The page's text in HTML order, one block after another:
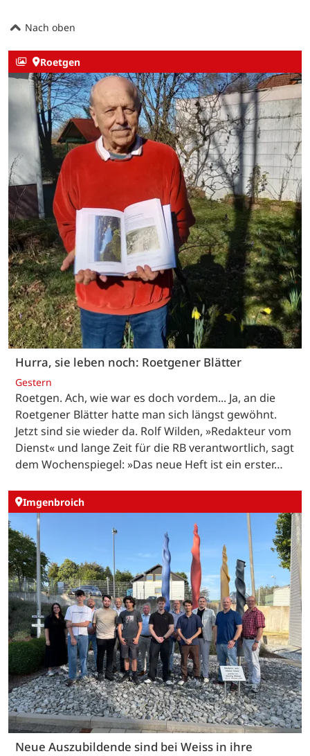
Nach oben
Roetgen
Hurra, sie leben noch: Roetgener Blätter
Gestern
Roetgen. Ach, wie war es doch vordem... Ja, an die
Roetgener Blätter hatte man sich längst gewöhnt.
Jetzt sind sie wieder da. Rolf Wilden, »Redakteur vom
Dienst« und lange Zeit für die RB verantwortlich, sagt
dem Wochenspiegel: »Das neue Heft ist ein erster…
Imgenbroich
Neue Auszubildende sind bei Weiss in ihre